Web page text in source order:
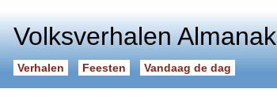
Volksverhalen Almanak
Verhalen Feesten Vandaag de dag